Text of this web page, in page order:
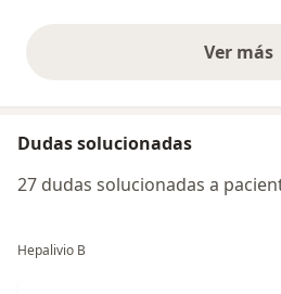
Ver más
Dudas solucionadas
27 dudas solucionadas a
Hepalivio B